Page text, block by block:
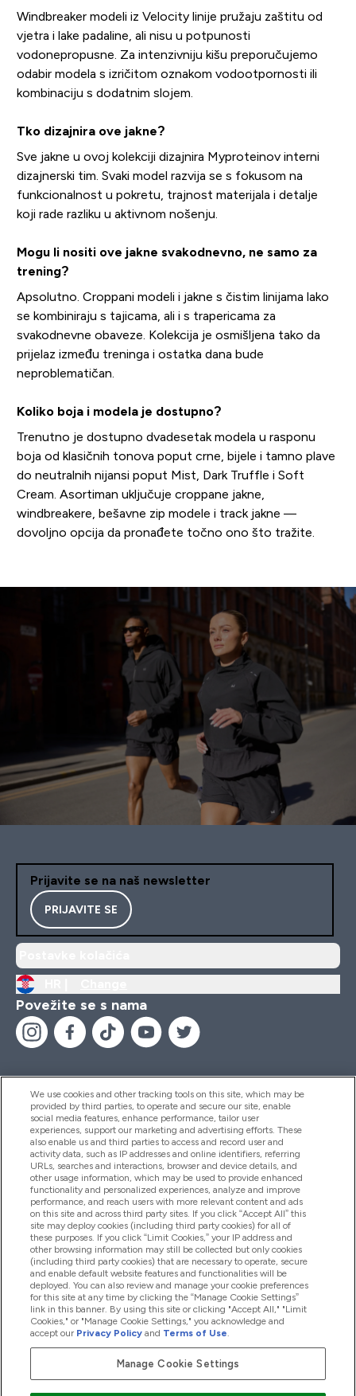
Windbreaker modeli iz Velocity linije pružaju zaštitu od
vjetra i lake padaline, ali nisu u potpunosti
vodonepropusne. Za intenzivniju kišu preporučujemo
odabir modela s izričitom oznakom vodootpornosti ili
kombinaciju s dodatnim slojem.
Tko dizajnira ove jakne?
Sve jakne u ovoj kolekciji dizajnira Myproteinov interni
dizajnerski tim. Svaki model razvija se s fokusom na
funkcionalnost u pokretu, trajnost materijala i detalje
koji rade razliku u aktivnom nošenju.
Mogu li nositi ove jakne svakodnevno, ne samo za
trening?
Apsolutno. Croppani modeli i jakne s čistim linijama lako
se kombiniraju s tajicama, ali i s trapericama za
svakodnevne obaveze. Kolekcija je osmišljena tako da
prijelaz između treninga i ostatka dana bude
neproblematičan.
Koliko boja i modela je dostupno?
Trenutno je dostupno dvadesetak modela u rasponu
boja od klasičnih tonova poput crne, bijele i tamno plave
do neutralnih nijansi poput Mist, Dark Truffle i Soft
Cream. Asortiman uključuje croppane jakne,
windbreakere, bešavne zip modele i track jakne —
dovoljno opcija da pronađete točno ono što tražite.
Prijavite se na naš newsletter
PRIJAVITE SE
Povežite se s nama
Pomoć I Informacije
Proizvodi
Informacije O Tvrtki
Lojalnost I Nagrade
2026 The Hut.com Ltd
We use cookies and other tracking tools on this site, which may be
provided by third parties, to operate and secure our site, enable
social media features, enhance performance, tailor user
experiences, support our marketing and advertising efforts. These
also enable us and third parties to access and record user and
activity data, such as IP addresses and online identifiers, referring
URLs, searches and interactions, browser and device details, and
other usage information, which may be used to provide enhanced
functionality and personalized experiences, analyze and improve
performance, and reach users with more relevant content and ads
on this site and across third party sites. If you click “Accept All” this
site may deploy cookies (including third party cookies) for all of
these purposes. If you click “Limit Cookies,” your IP address and
other browsing information may still be collected but only cookies
(including third party cookies) that are necessary to operate, secure
and enable default website features and functionalities will be
deployed. You can also review and manage your cookie preferences
for this site at any time by clicking the “Manage Cookie Settings”
link in this banner. By using this site or clicking "Accept All," "Limit
Cookies," or "Manage Cookie Settings," you acknowledge and
accept our Privacy Policy and Terms of Use.
Manage Cookie Settings